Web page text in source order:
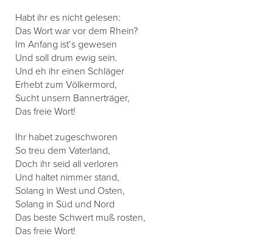
Habt ihr es nicht gelesen:
Das Wort war vor dem Rhein?
Im Anfang ist’s gewesen
Und soll drum ewig sein.
Und eh ihr einen Schläger
Erhebt zum Völkermord,
Sucht unsern Bannerträger,
Das freie Wort!
Ihr habet zugeschworen
So treu dem Vaterland,
Doch ihr seid all verloren
Und haltet nimmer stand,
Solang in West und Osten,
Solang in Süd und Nord
Das beste Schwert muß rosten,
Das freie Wort!